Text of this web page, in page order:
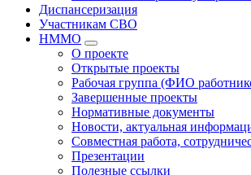
Диспансеризация
Участникам СВО
НММО
О проекте
Открытые проекты
Рабочая группа (ФИО
Завершенные проекты
Нормативные документы
Новости, актуальная
Совместная работа,
Презентации
Полезные ссылки